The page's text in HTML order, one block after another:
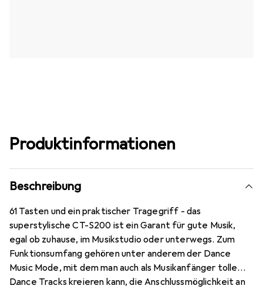
Produktinformationen
Beschreibung
61 Tasten und ein praktischer Tragegriff - das
superstylische CT-S200 ist ein Garant für gute Musik,
egal ob zuhause, im Musikstudio oder unterwegs. Zum
Funktionsumfang gehören unter anderem der Dance
Music Mode, mit dem man auch als Musikanfänger tolle
Dance Tracks kreieren kann, die Anschlussmöglichkeit an